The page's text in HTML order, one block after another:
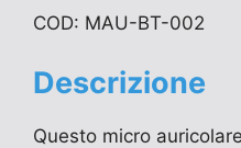
COD: MAU-BT-002
Descrizione
Questo micro